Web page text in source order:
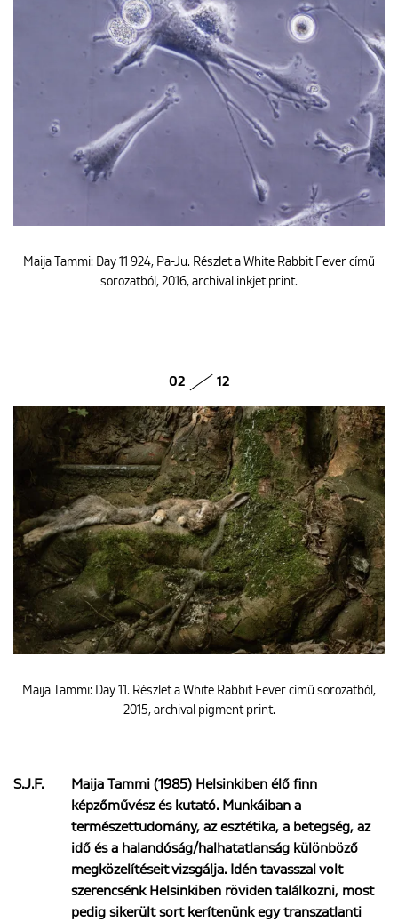
Maija Tammi: Day 11 924, Pa-Ju. Részlet a White Rabbit Fever című
sorozatból, 2016, archival inkjet print.
02 12
Maija Tammi: Day 11. Részlet a White Rabbit Fever című sorozatból,
2015, archival pigment print.
S.J.F.
Maija Tammi (1985) Helsinkiben élő finn
képzőművész és kutató. Munkáiban a
természettudomány, az esztétika, a betegség, az
idő és a halandóság/halhatatlanság különböző
megközelítéseit vizsgálja. Idén tavasszal volt
szerencsénk Helsinkiben röviden találkozni, most
pedig sikerült sort kerítenünk egy transzatlanti